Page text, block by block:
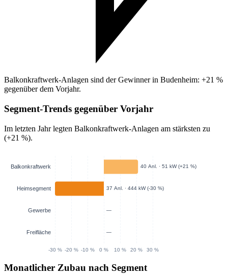
Balkonkraftwerk-Anlagen sind der Gewinner in Budenheim: +21 %
gegenüber dem Vorjahr.
Segment-Trends gegenüber Vorjahr
Im letzten Jahr legten Balkonkraftwerk-Anlagen am stärksten zu
(+21 %).
Monatlicher Zubau nach Segment